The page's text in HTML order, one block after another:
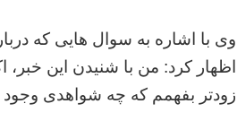
وی با اشاره به سوال هایی که
اظهار کرد: من با شنیدن این
زودتر بفهمم که چه شواهدی وجود